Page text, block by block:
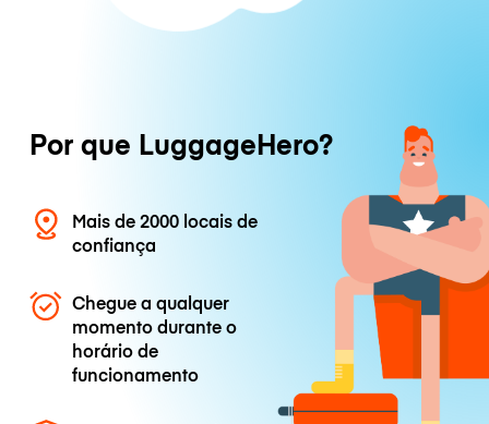
Por que LuggageHero?
Mais de 2000 locais de
confiança
Chegue a qualquer
momento durante o
horário de
funcionamento